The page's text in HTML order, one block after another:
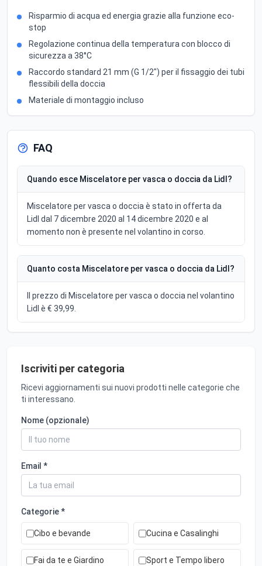
Risparmio di acqua ed energia grazie alla funzione eco-
stop
Regolazione continua della temperatura con blocco di
sicurezza a 38°C
Raccordo standard 21 mm (G 1/2") per il fissaggio dei tubi
flessibili della doccia
Materiale di montaggio incluso
FAQ
Quando esce Miscelatore per vasca o doccia da Lidl?
Miscelatore per vasca o doccia è stato in offerta da
Lidl dal 7 dicembre 2020 al 14 dicembre 2020 e al
momento non è presente nel volantino in corso.
Quanto costa Miscelatore per vasca o doccia da Lidl?
Il prezzo di Miscelatore per vasca o doccia nel volantino
Lidl è € 39,99.
Iscriviti per categoria
Ricevi aggiornamenti sui nuovi prodotti nelle categorie che
ti interessano.
Nome (opzionale)
Email *
Categorie *
Cibo e bevande Cucina e Casalinghi
Fai da te e Giardino Sport e Tempo libero